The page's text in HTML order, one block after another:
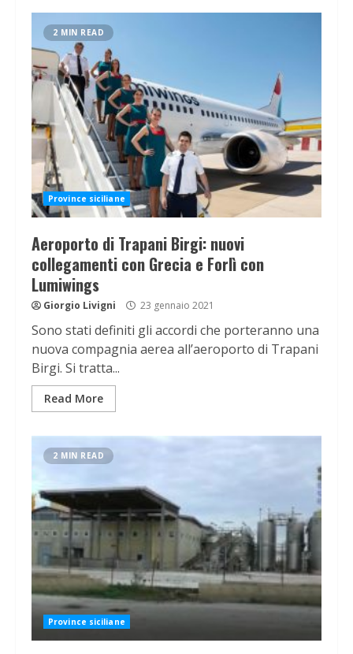
2 MIN READ
Province siciliane
Aeroporto di Trapani Birgi: nuovi
collegamenti con Grecia e Forlì con
Lumiwings
Giorgio Livigni 23 gennaio 2021
Sono stati definiti gli accordi che porteranno una
nuova compagnia aerea all’aeroporto di Trapani
Birgi. Si tratta...
Read More
2 MIN READ
Province siciliane